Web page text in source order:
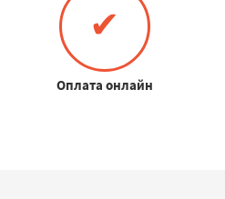
✔
Оплата онлайн